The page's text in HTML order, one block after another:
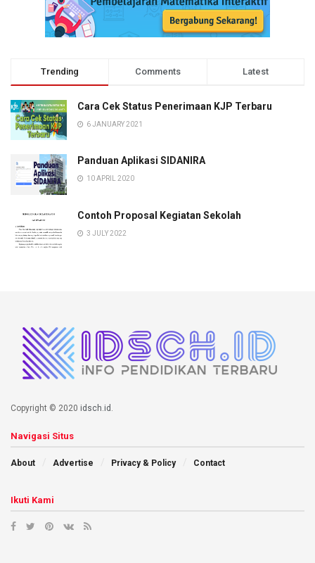
Trending Comments Latest
Cara Cek Status Penerimaan KJP Terbaru
6 JANUARY 2021
Panduan Aplikasi SIDANIRA
10 APRIL 2020
Contoh Proposal Kegiatan Sekolah
3 JULY 2022
Copyright © 2020 idsch.id
Navigasi Situs
About Advertise Privacy & Policy Contact
Ikuti Kami